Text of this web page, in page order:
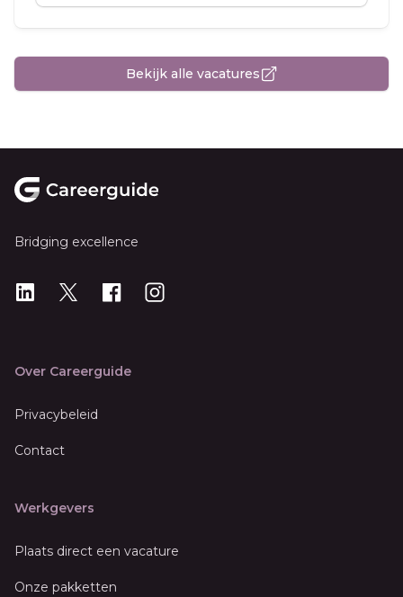
Bekijk alle vacatures
Bridging excellence
LinkedIn
X Instagram
Over Careerguide
Privacybeleid
Contact
Werkgevers
Plaats direct een vacature
Onze pakketten